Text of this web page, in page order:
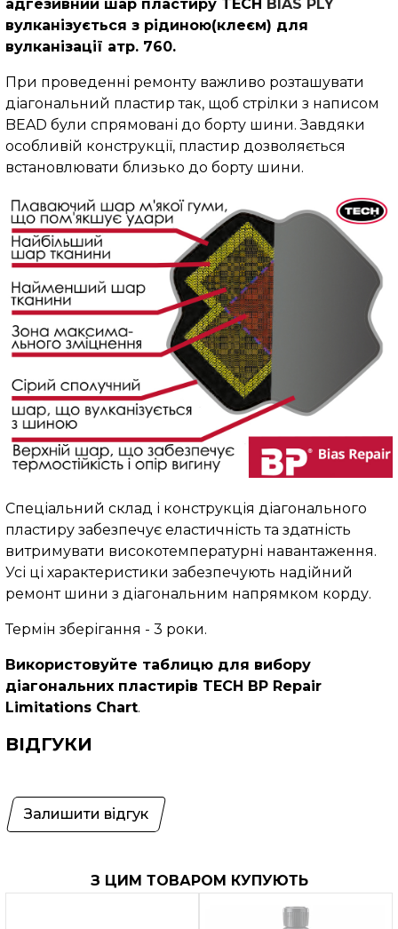
адгезивний шар пластиру TECH BIAS PLY
вулканізується з рідиною(клеєм) для
вулканізації атр. 760.
При проведенні ремонту важливо розташувати
діагональний пластир так, щоб стрілки з написом
BEAD були спрямовані до борту шини. Завдяки
особливій конструкції, пластир дозволяється
встановлювати близько до борту шини.
Спеціальний склад і конструкція діагонального
пластиру забезпечує еластичність та здатність
витримувати високотемпературні навантаження.
Усі ці характеристики забезпечують надійний
ремонт шини з діагональним напрямком корду.
Термін зберігання - 3 роки.
Використовуйте таблицю для вибору
діагональних пластирів TECH BP Repair
Limitations Chart.
ВІДГУКИ
Залишити відгук
З ЦИМ ТОВАРОМ КУПУЮТЬ